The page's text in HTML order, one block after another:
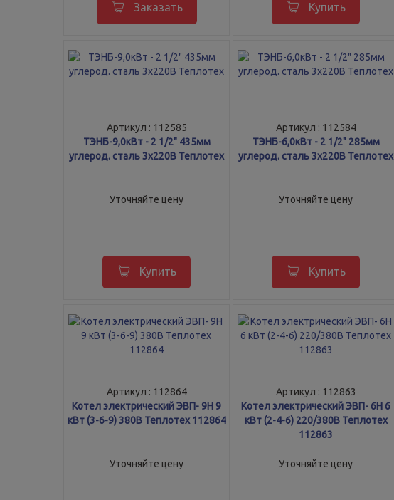
Заказать Купить
Артикул : 112585
ТЭНБ-9,0кВт - 2 1/2" 435мм
углерод. сталь 3х220В Теплотех
Уточняйте цену
Купить
Артикул : 112584
ТЭНБ-6,0кВт - 2 1/2" 285мм
углерод. сталь 3х220В Теплотех
Уточняйте цену
Купить
Артикул : 112864
Котел электрический ЭВП- 9Н 9
кВт (3-6-9) 380В Теплотех 112864
Уточняйте цену
Артикул : 112863
Котел электрический ЭВП- 6Н 6
кВт (2-4-6) 220/380В Теплотех
112863
Уточняйте цену